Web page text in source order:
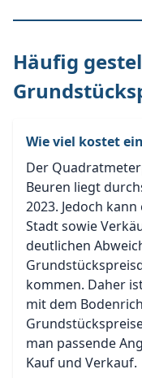
Häufig
Wie viel kostet
Der
Beuren liegt
2023. Jedoch
Stadt sowie
deutlichen
kommen. Daher
mit dem
man passende
Kauf und Verkauf.